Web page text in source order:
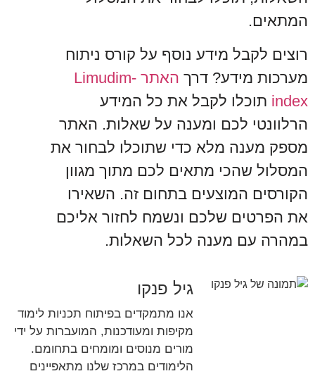
המתאים.
רוצים לקבל מידע נוסף על קורס ניתוח
מערכות מידע? דרך
האתר Limudim-
index תוכלו לקבל את כל המידע
הרלוונטי לכם ומענה על שאלות. האתר
מספק מענה מלא כדי שתוכלו לבחור את
המסלול שהכי מתאים לכם מתוך מגוון
הקורסים המוצעים בתחום זה. השאירו
את הפרטים שלכם ונשמח לחזור אליכם
במהרה עם מענה לכל השאלות.
גיל פנקו
אנו מתמקדים בפיתוח תכניות לימוד
מקיפות ומעודכנות, המועברות על ידי
מורים מנוסים ומומחים בתחומם.
הלימודים במרכז שלנו מתאפיינים